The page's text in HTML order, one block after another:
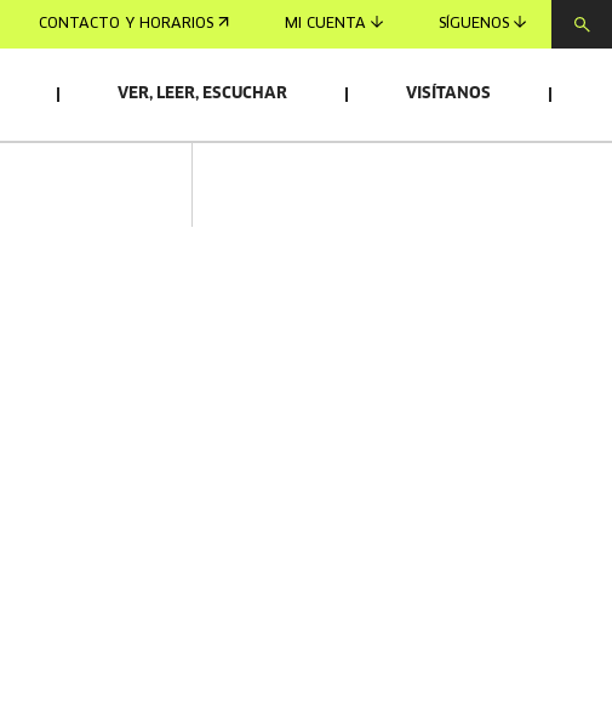
CONTACTO Y HORARIOS MI CUENTA SÍGUENOS
VER, LEER, ESCUCHAR VISÍTANOS